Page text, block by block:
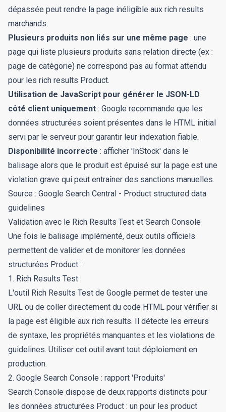
dépassée peut rendre la page inéligible aux rich results
marchands.
Plusieurs produits non liés sur une même page : une
page qui liste plusieurs produits sans relation directe (ex :
page de catégorie) ne correspond pas au format attendu
pour les rich results Product.
Utilisation de JavaScript pour générer le JSON-LD
côté client uniquement : Google recommande que les
données structurées soient présentes dans le HTML initial
servi par le serveur pour garantir leur indexation fiable.
Disponibilité incorrecte : afficher 'InStock' dans le
balisage alors que le produit est épuisé sur la page est une
violation grave qui peut entraîner des sanctions manuelles.
Source : Google Search Central - Product structured data
guidelines
Validation avec le Rich Results Test et Search Console
Une fois le balisage implémenté, deux outils officiels
permettent de valider et de monitorer les données
structurées Product :
1. Rich Results Test
L'outil Rich Results Test de Google permet de tester une
URL ou de coller directement du code HTML pour vérifier si
la page est éligible aux rich results. Il détecte les erreurs
de syntaxe, les propriétés manquantes et les violations de
guidelines. Utiliser cet outil avant tout déploiement en
production.
2. Google Search Console : rapport 'Produits'
Search Console dispose de deux rapports distincts pour
les données structurées Product : un pour les product